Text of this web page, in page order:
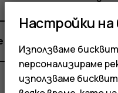
Настройки
Използваме
персонализираме
използваме